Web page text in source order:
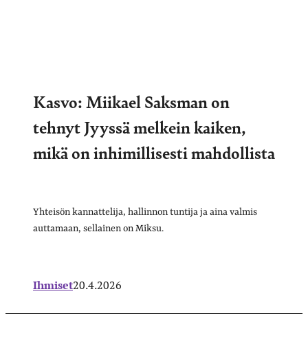
Kasvo: Miikael Saksman on
tehnyt Jyyssä melkein kaiken,
mikä on inhimillisesti mahdollista
Yhteisön kannattelija, hallinnon tuntija ja aina valmis
auttamaan, sellainen on Miksu.
Ihmiset20.4.2026